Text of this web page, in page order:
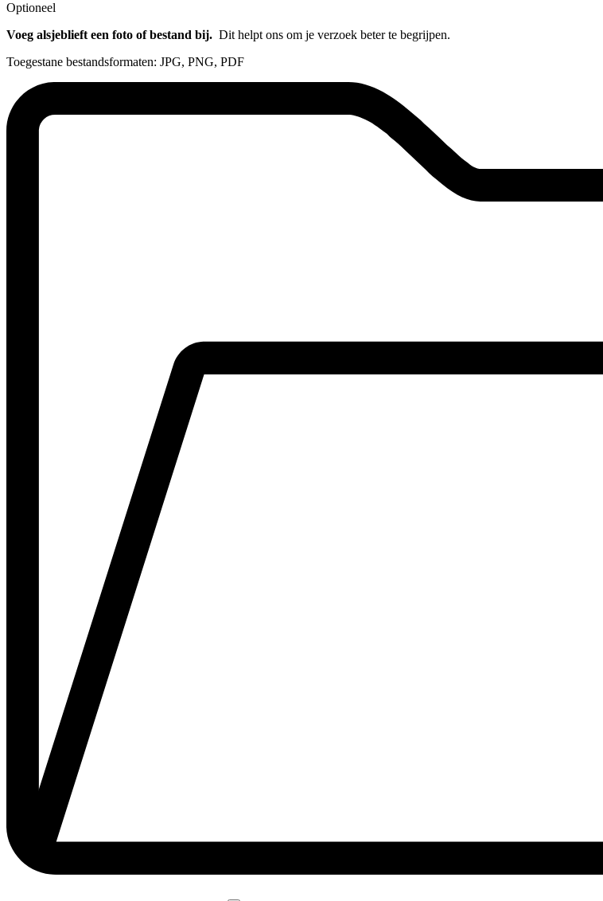
Optioneel
Voeg alsjeblieft een foto of bestand bij. Dit helpt ons om je verzoek beter te begrijpen.
Toegestane bestandsformaten: JPG, PNG, PDF